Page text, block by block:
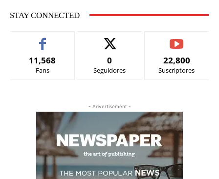
STAY CONNECTED
11,568
Fans
0
Seguidores
22,800
Suscriptores
- Advertisement -